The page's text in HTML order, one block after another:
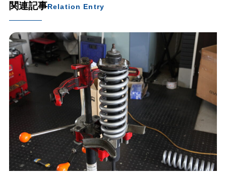
関連記事Relation Entry